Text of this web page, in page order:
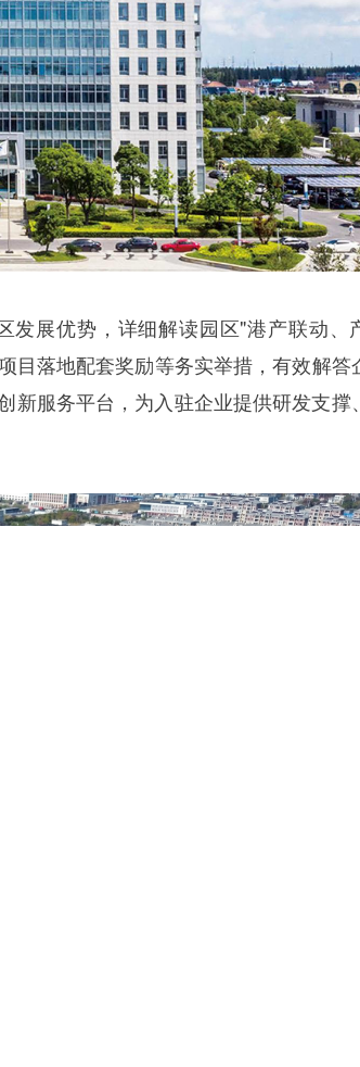
发展优势，详细解读园区"港产联动、
目落地配套奖励等务实举措，有效解答
新服务平台，为入驻企业提供研发支撑